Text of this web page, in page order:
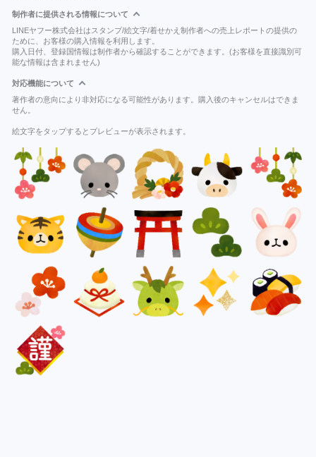
制作者に提供される情報について
LINEヤフー株式会社はスタンプ/絵文字/着せかえ制作者への売上レポートの提供の
ために、お客様の購入情報を利用します。
購入日付、登録国情報は制作者から確認することができます。(お客様を直接識別可
能な情報は含まれません)
対応機能について
著作者の意向により非対応になる可能性があります。購入後のキャンセルはできま
せん。
絵文字をタップするとプレビューが表示されます。